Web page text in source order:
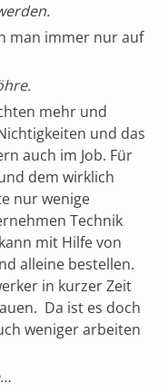
man immer nur auf
mehr und
und das
auch im Job. Für
dem wirklich
nur wenige
Technik
mit Hilfe von
alleine bestellen.
in kurzer Zeit
Da ist es doch
weniger arbeiten